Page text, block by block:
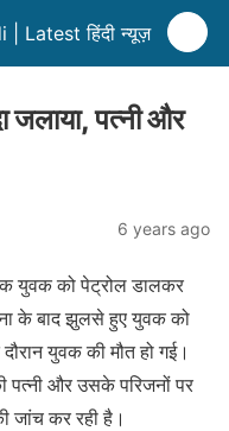
Latest हिंदी न्यूज़
जलाया, पत्नी और
6 years ago
युवक को पेट्रोल डालकर
के बाद झुलसे हुए युवक को
युवक की मौत हो गई।
पत्नी और उसके परिजनों पर
जांच कर रही है।